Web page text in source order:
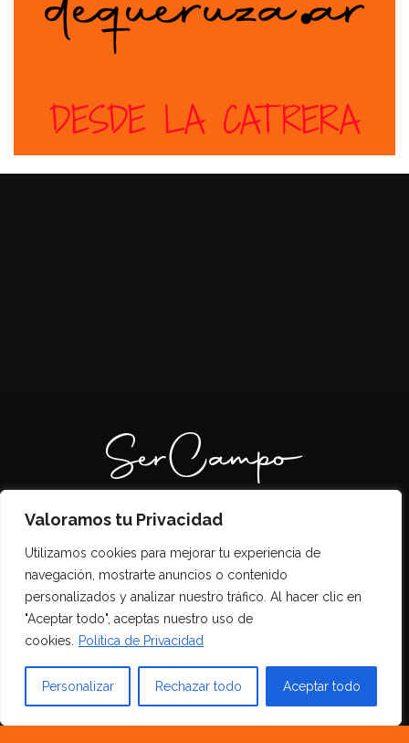
Valoramos tu Privacidad
Utilizamos cookies para mejorar tu experiencia de
navegación, mostrarte anuncios o contenido
personalizados y analizar nuestro tráfico. Al hacer clic en
"Aceptar todo", aceptas nuestro uso de
cookies.
Política de Privacidad
Personalizar Rechazar todo Aceptar todo
(2023)